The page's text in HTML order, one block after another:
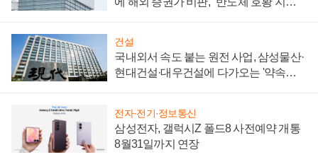
건설
국내외서 속도 붙는 원전 사업, 삼성물산·
현대건설·대우건설에 다가오는 '약속의
전자·전기·정보통신
삼성전자, 갤럭시Z 폴드8 사전예약 개통
8월31일까지 연장